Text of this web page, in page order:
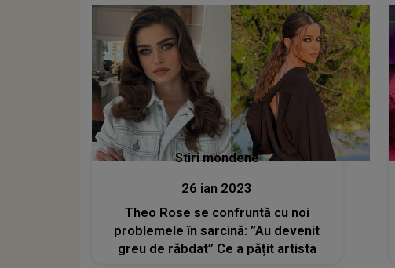
Stiri mondene
26 ian 2023
Theo Rose se confruntă cu noi
problemele în sarcină: ”Au devenit
greu de răbdat” Ce a pățit artista